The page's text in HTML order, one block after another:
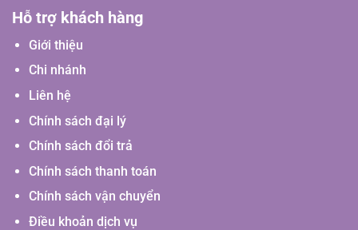
Hỗ trợ khách hàng
Giới thiệu
Chi nhánh
Liên hệ
Chính sách đại lý
Chính sách đổi trả
Chính sách thanh toán
Chính sách vận chuyển
Điều khoản dịch vụ